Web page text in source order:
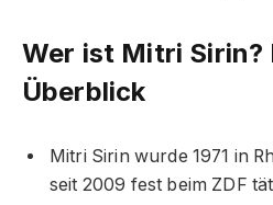
Wer ist Mitri Sirin?
Überblick
Mitri Sirin wurde 1971 in
seit 2009 fest beim ZDF